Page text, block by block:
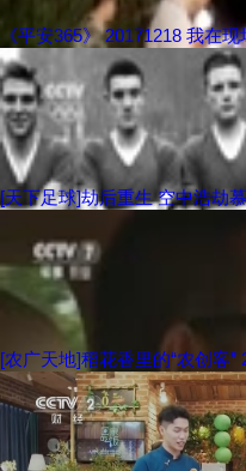
《平安365》 20171218 我在现
[天下足球]劫后重生 空中浩劫
[农广天地]稻花香里的“农创客”